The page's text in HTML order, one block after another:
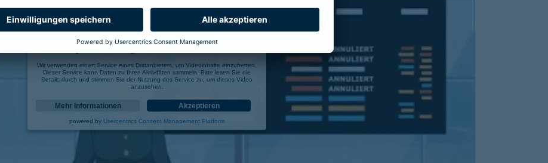
Wir verwenden einen Service eines Drittanbieters, um Videoinhalte einzubetten.
Dieser Service kann Daten zu Ihren Aktivitäten sammeln. Bitte lesen Sie die
Details durch und stimmen Sie der Nutzung des Service zu, um dieses Video
anzusehen.
Mehr Informationen Akzeptieren
powered by Usercentrics Consent Management Platform